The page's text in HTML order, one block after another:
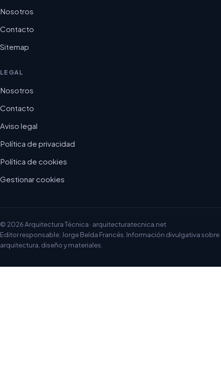
Nosotros
Contacto
Sitemap
LEGAL
Nosotros
Contacto
Aviso legal
Política de privacidad
Política de cookies
Gestionar cookies
© 2026 Arquitectura Técnica · arquitecturatecnica.net
Editor responsable: Jorge Belda Francés. Información divulgativa sobre
arquitectura, diseño y materiales.